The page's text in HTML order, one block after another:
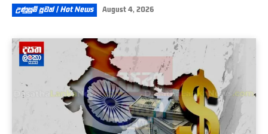
උණුසුම් පුවත් | Hot News August 4, 2026